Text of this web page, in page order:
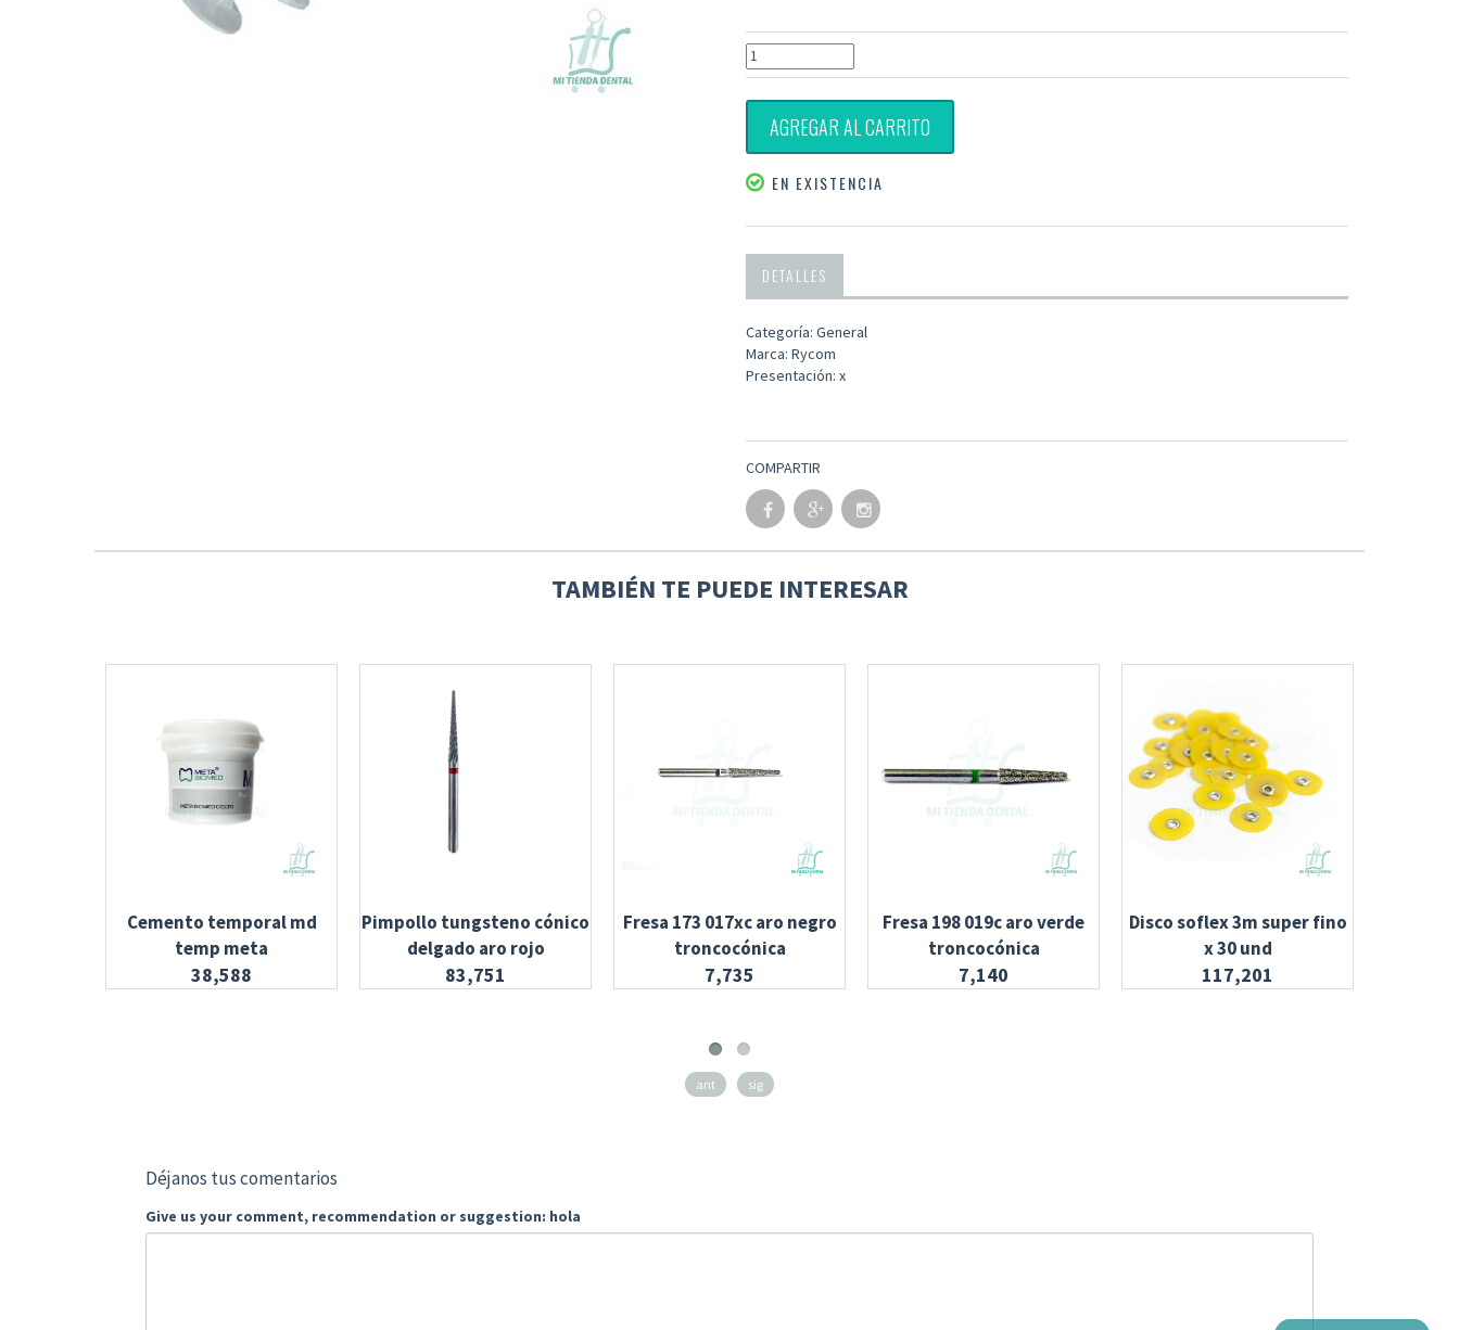
AGREGAR AL CARRITO
EN EXISTENCIA
DETALLES
Categoría: General
Marca: Rycom
Presentación: x
COMPARTIR
TAMBIÉN TE PUEDE INTERESAR
Cemento temporal md
temp meta
38,588
Pimpollo tungsteno cónico
delgado aro rojo
83,751
Fresa 173 017xc aro negro
troncocónica
7,735
Fresa 198 019c aro verde
troncocónica
7,140
Disco soflex 3m super fino
x 30 und
117,201
ant sig
Déjanos tus comentarios
Give us your comment, recommendation or suggestion: hola